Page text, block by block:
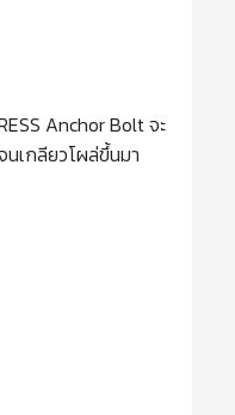
Anchor Bolt จะ
เกลียวโผล่ขึ้นมา